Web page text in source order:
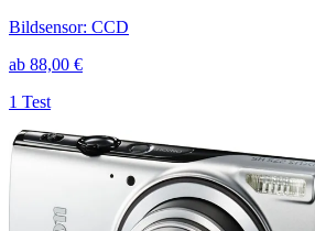
Bildsensor: CCD
ab 88,00 €
1 Test